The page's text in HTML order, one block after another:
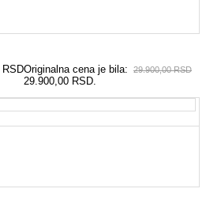
29.900,00RSD
Originalna cena je bila:
29.900,00 RSD.
RSD